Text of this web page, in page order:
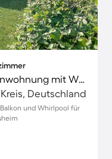
Kinderfreundliche tolle Ferienwohnung mit Whirlpool und Grill | Naturblick
Deutschland
und Whirlpool für